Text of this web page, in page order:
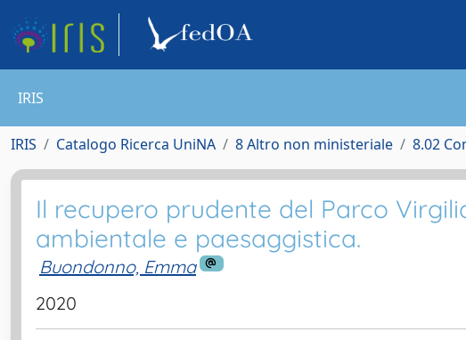
IRIS
IRIS Catalogo Ricerca UniNA 8 Altro non ministeriale 8.02
Il recupero prudente del Parco
ambientale e paesaggistica.
Buondonno, Emma
2020